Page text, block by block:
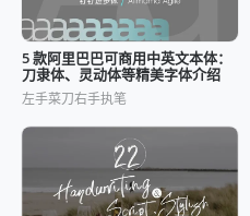
5 款阿里巴巴可商用中英文本体：
刀隶体、灵动体等精美字体介绍
左手菜刀右手执笔